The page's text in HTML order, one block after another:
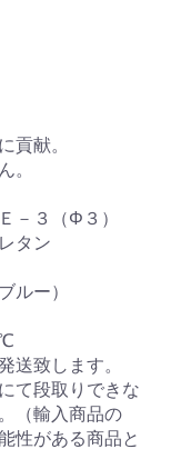
貢献。
。
（Φ３）
ン
ー）
します。
て段取りできな
（輸入商品の
性がある商品と